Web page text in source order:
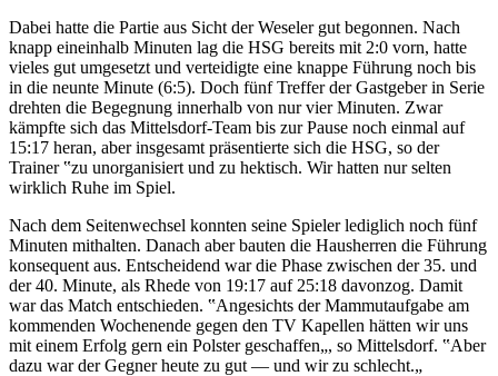
Dabei hatte die Partie aus Sicht der Weseler gut begonnen. Nach
knapp eineinhalb Minuten lag die HSG bereits mit 2:0 vorn, hatte
vieles gut umgesetzt und verteidigte eine knappe Führung noch bis
in die neunte Minute (6:5). Doch fünf Treffer der Gastgeber in Serie
drehten die Begegnung innerhalb von nur vier Minuten. Zwar
kämpfte sich das Mittelsdorf-Team bis zur Pause noch einmal auf
15:17 heran, aber insgesamt präsentierte sich die HSG, so der
Trainer ‟zu unorganisiert und zu hektisch. Wir hatten nur selten
wirklich Ruhe im Spiel.
Nach dem Seitenwechsel konnten seine Spieler lediglich noch fünf
Minuten mithalten. Danach aber bauten die Hausherren die Führung
konsequent aus. Entscheidend war die Phase zwischen der 35. und
der 40. Minute, als Rhede von 19:17 auf 25:18 davonzog. Damit
war das Match entschieden. ‟Angesichts der Mammutaufgabe am
kommenden Wochenende gegen den TV Kapellen hätten wir uns
mit einem Erfolg gern ein Polster geschaffen„, so Mittelsdorf. ‟Aber
dazu war der Gegner heute zu gut — und wir zu schlecht.„